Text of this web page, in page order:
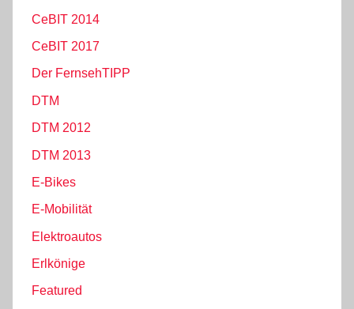
CeBIT 2014
CeBIT 2017
Der FernsehTIPP
DTM
DTM 2012
DTM 2013
E-Bikes
E-Mobilität
Elektroautos
Erlkönige
Featured